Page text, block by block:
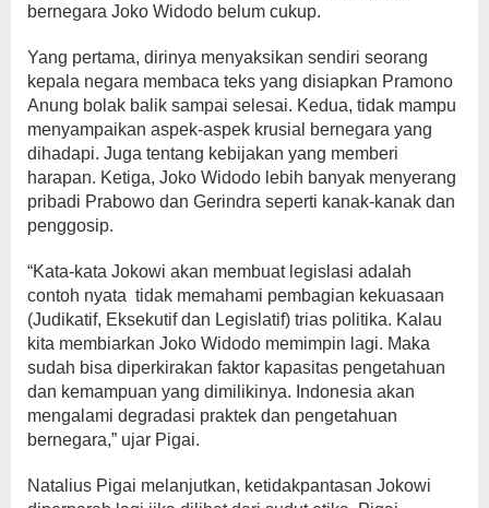
bernegara Joko Widodo belum cukup.
Yang pertama, dirinya menyaksikan sendiri seorang
kepala negara membaca teks yang disiapkan Pramono
Anung bolak balik sampai selesai. Kedua, tidak mampu
menyampaikan aspek-aspek krusial bernegara yang
dihadapi. Juga tentang kebijakan yang memberi
harapan. Ketiga, Joko Widodo lebih banyak menyerang
pribadi Prabowo dan Gerindra seperti kanak-kanak dan
penggosip.
“Kata-kata Jokowi akan membuat legislasi adalah
contoh nyata tidak memahami pembagian kekuasaan
(Judikatif, Eksekutif dan Legislatif) trias politika. Kalau
kita membiarkan Joko Widodo memimpin lagi. Maka
sudah bisa diperkirakan faktor kapasitas pengetahuan
dan kemampuan yang dimilikinya. Indonesia akan
mengalami degradasi praktek dan pengetahuan
bernegara,” ujar Pigai.
Natalius Pigai melanjutkan, ketidakpantasan Jokowi